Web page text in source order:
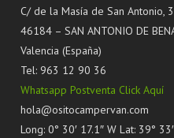
C/ de la Masía de San Antonio, 3
46184 – SAN ANTONIO DE
Valencia (España)
Tel: 963 12 90 36
Whatsapp Postventa Click Aquí
hola@ositocampervan.com
Long: 0° 30′ 17.1″ W Lat: 39°